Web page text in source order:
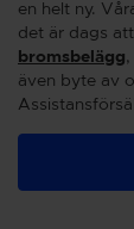
en helt ny.
det är dags
bromsbelägg
även byte av